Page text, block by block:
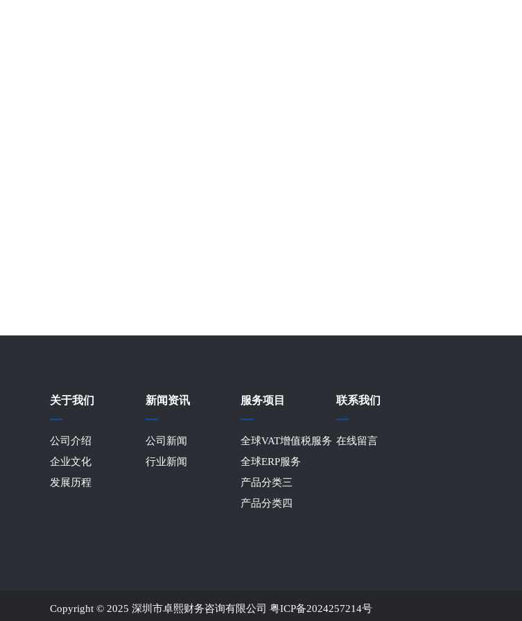
关于我们
公司介绍
企业文化
发展历程
新闻资讯
公司新闻
行业新闻
服务项目
全球VAT增值税服务
全球ERP服务
产品分类三
产品分类四
联系我们
在线留言
Copyright © 2025 深圳市卓熙财务咨询有限公司 粤ICP备2024257214号